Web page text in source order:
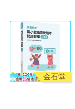
金石堂